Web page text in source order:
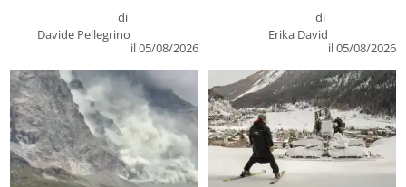
di
Davide Pellegrino
il 05/08/2026
di
Erika David
il 05/08/2026